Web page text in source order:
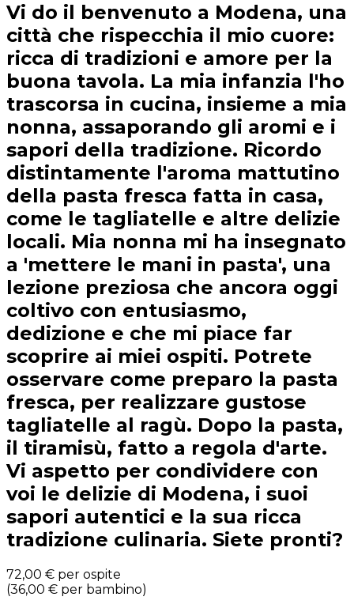
Vi do il benvenuto a Modena, una
città che rispecchia il mio cuore:
ricca di tradizioni e amore per la
buona tavola. La mia infanzia l'ho
trascorsa in cucina, insieme a mia
nonna, assaporando gli aromi e i
sapori della tradizione. Ricordo
distintamente l'aroma mattutino
della pasta fresca fatta in casa,
come le tagliatelle e altre delizie
locali. Mia nonna mi ha insegnato
a 'mettere le mani in pasta', una
lezione preziosa che ancora oggi
coltivo con entusiasmo,
dedizione e che mi piace far
scoprire ai miei ospiti. Potrete
osservare come preparo la pasta
fresca, per realizzare gustose
tagliatelle al ragù. Dopo la pasta,
il tiramisù, fatto a regola d'arte.
Vi aspetto per condividere con
voi le delizie di Modena, i suoi
sapori autentici e la sua ricca
tradizione culinaria. Siete pronti?
72,00 € per ospite
(36,00 € per bambino)